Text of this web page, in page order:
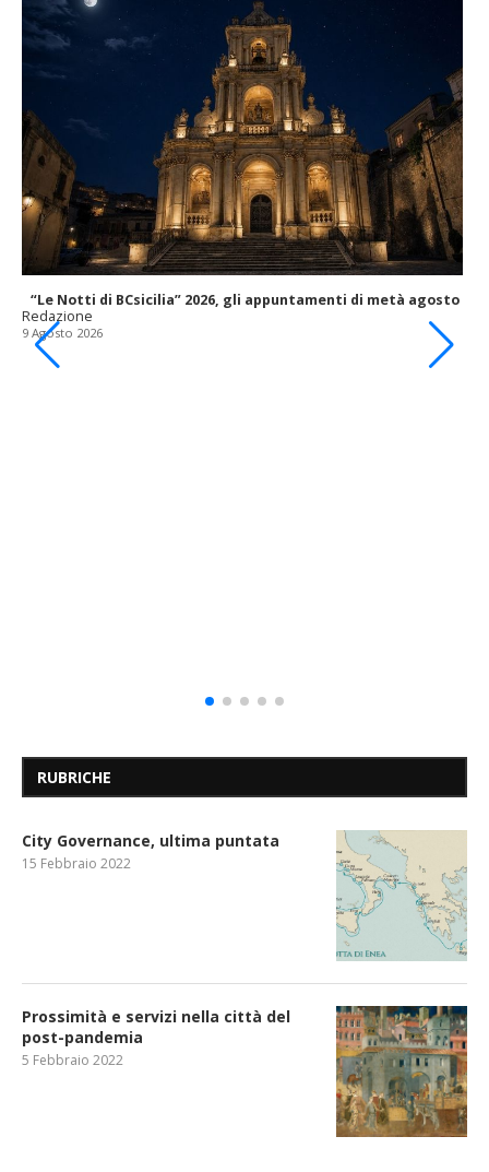
“Le Notti di BCsicilia” 2026, gli appuntamenti di metà agosto
Redazione
9 Agosto 2026
RUBRICHE
City Governance, ultima puntata
15 Febbraio 2022
Prossimità e servizi nella città del
post-pandemia
5 Febbraio 2022